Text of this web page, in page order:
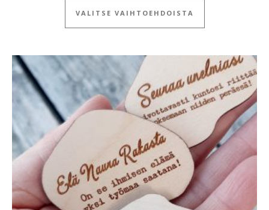
VALITSE VAIHTOEHDOISTA